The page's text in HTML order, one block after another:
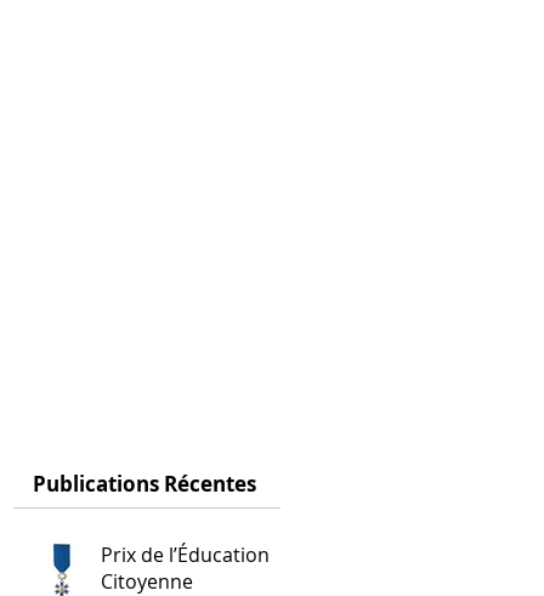
Publications Récentes
Prix de l’Éducation
Citoyenne